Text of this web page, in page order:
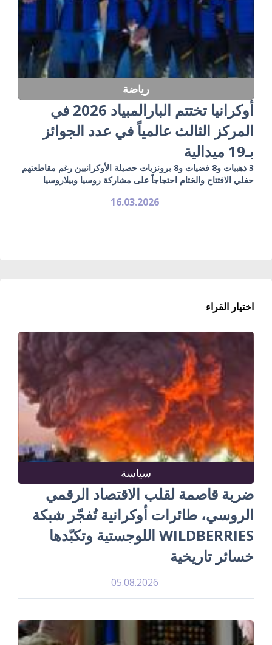
رياضة
أوكرانيا تختتم البارالمبياد 2026 في
المركز الثالث عالمياً في عدد الجوائز
بـ19 ميدالية
3 ذهبيات و8 فضيات و8 برونزيات حصيلة الأوكرانيين رغم مقاطعتهم
حفلي الافتتاح والختام احتجاجاً على مشاركة روسيا وبيلاروسيا
16.03.2026
اختيار القراء
سياسة
ضربة قاصمة لقلب الاقتصاد الرقمي
الروسي، طائرات أوكرانية تُفجّر شبكة
WILDBERRIES اللوجستية وتكبّدها
خسائر تاريخية
05.08.2026